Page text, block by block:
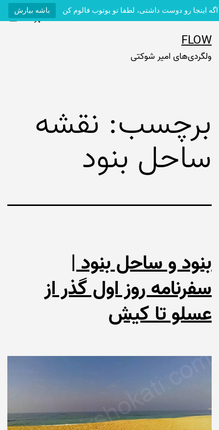
اگه اینجا رو دوست داشتی، لطفا تو یوتوب فالوم کن باشه بیارش
محتوا
FLOW
ولگردی‌های امیر شوکتی
فهرست
برچسب: نقشه
ساحل بنود
بنود و ساحل بنود |
سفرنامه روز اول گذر از
عسلو تا کیش